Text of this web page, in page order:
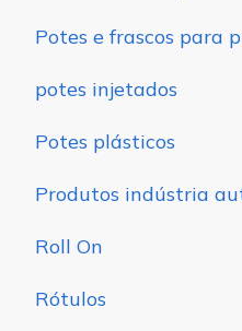
Potes e frascos para
potes injetados
Potes plásticos
Produtos indústria
Roll On
Rótulos